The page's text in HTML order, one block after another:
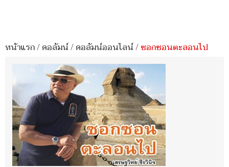
หน้าแรก/คอลัมน์/คอลัมน์ออนไลน์/ซอกซอนตะลอนไป